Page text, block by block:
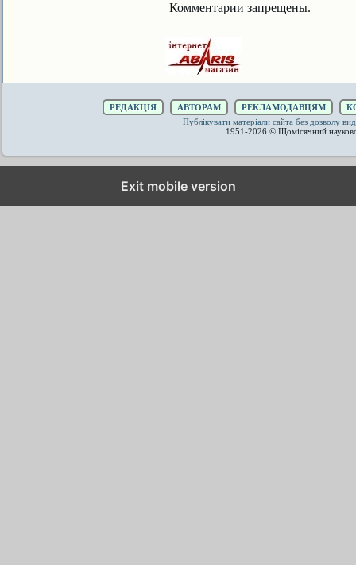
Комментарии запрещены.
РЕДАКЦІЯ АВТОРАМ РЕКЛАМОДАВЦЯМ
Публікувати матеріали сайта без дозволу
1951-2026 © Щомісячний
Exit mobile version